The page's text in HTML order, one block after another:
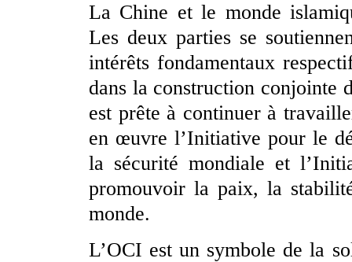
La Chine et le monde
Les deux parties se
intérêts fondamentaux
dans la construction conjointe
est prête à continuer à
en œuvre l’Initiative pour le
la sécurité mondiale et
promouvoir la paix, la
monde.
L’OCI est un symbole de la